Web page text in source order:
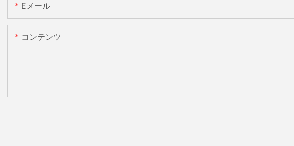
Eメール
コンテンツ